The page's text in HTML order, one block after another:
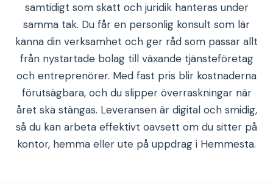
samtidigt som skatt och juridik hanteras under
samma tak. Du får en personlig konsult som lär
känna din verksamhet och ger råd som passar allt
från nystartade bolag till växande tjänsteföretag
och entreprenörer. Med fast pris blir kostnaderna
förutsägbara, och du slipper överraskningar när
året ska stängas. Leveransen är digital och smidig,
så du kan arbeta effektivt oavsett om du sitter på
kontor, hemma eller ute på uppdrag i Hemmesta.